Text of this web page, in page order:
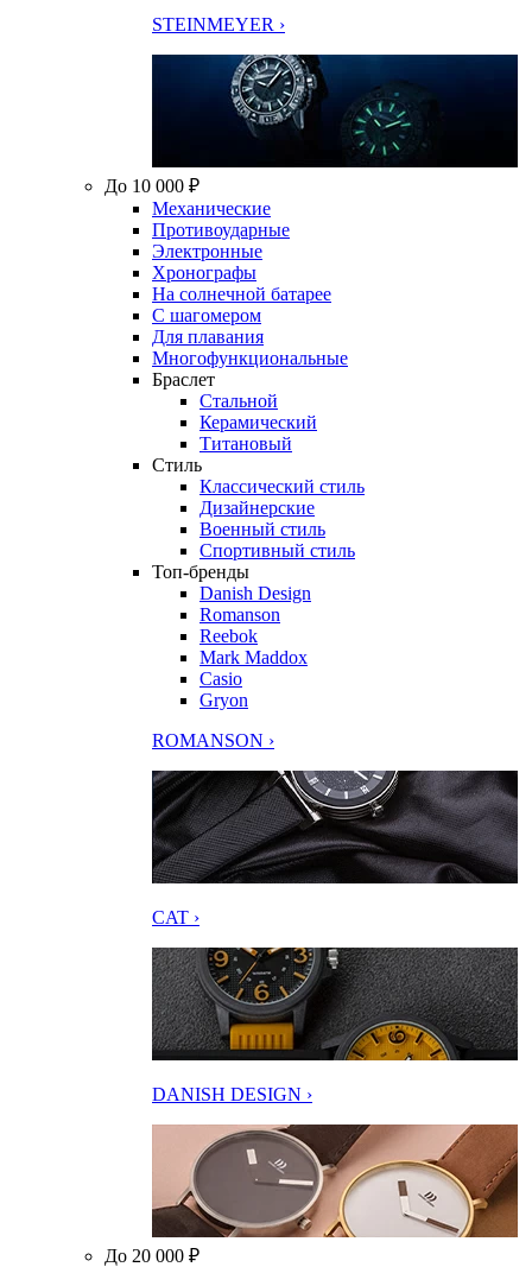
STEINMEYER ›
До 10 000 ₽
Механические
Противоударные
Электронные
Хронографы
На солнечной батарее
С шагомером
Для плавания
Многофункциональные
Браслет
Стальной
Керамический
Титановый
Стиль
Классический стиль
Дизайнерские
Военный стиль
Спортивный стиль
Топ-бренды
Danish Design
Romanson
Reebok
Mark Maddox
Casio
Gryon
ROMANSON ›
CAT ›
DANISH DESIGN ›
До 20 000 ₽